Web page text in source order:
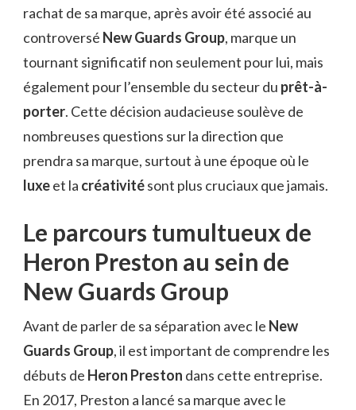
rachat de sa marque, après avoir été associé au
controversé New Guards Group, marque un
tournant significatif non seulement pour lui, mais
également pour l’ensemble du secteur du prêt-à-
porter. Cette décision audacieuse soulève de
nombreuses questions sur la direction que
prendra sa marque, surtout à une époque où le
luxeet la créativitésont plus cruciaux que jamais.
Le parcours tumultueux de
Heron Preston au sein de
New Guards Group
Avant de parler de sa séparation avec le New
Guards Group, il est important de comprendre les
débuts de Heron Preston dans cette entreprise.
En 2017, Preston a lancé sa marque avec le